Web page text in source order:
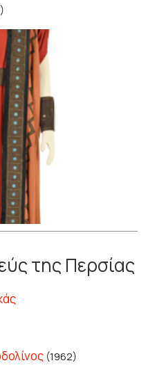
της Περσίας
(1962)